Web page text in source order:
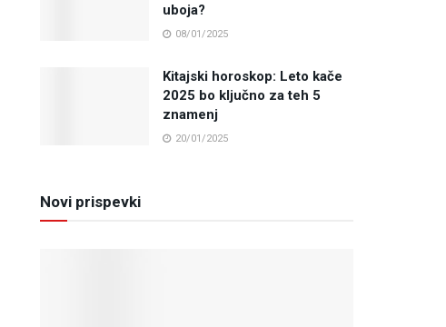
uboja?
08/01/2025
Kitajski horoskop: Leto kače
2025 bo ključno za teh 5
znamenj
20/01/2025
Novi prispevki